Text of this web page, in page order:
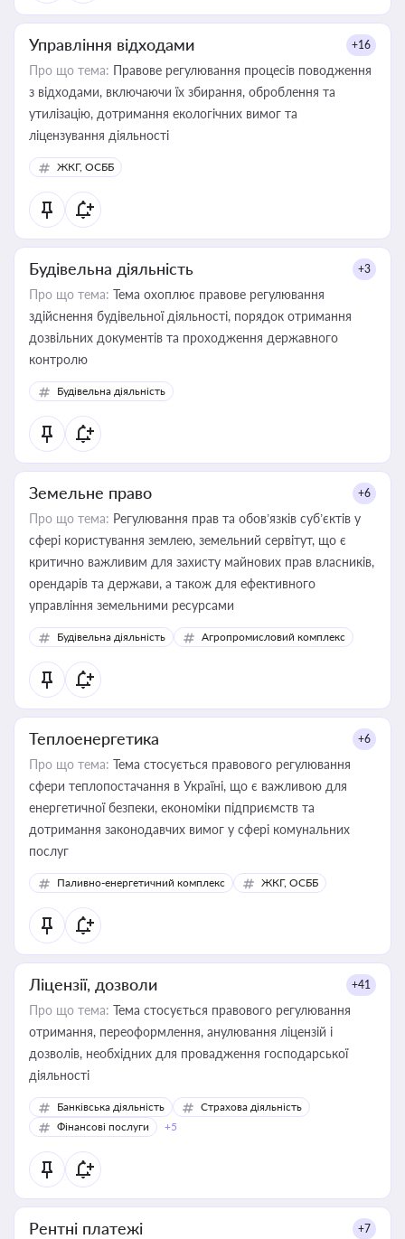
Управління відходами +16
Про що тема: Правове регулювання процесів поводження
з відходами, включаючи їх збирання, оброблення та
утилізацію, дотримання екологічних вимог та
ліцензування діяльності
ЖКГ, ОСББ
Будівельна діяльність +3
Про що тема: Тема охоплює правове регулювання
здійснення будівельної діяльності, порядок отримання
дозвільних документів та проходження державного
контролю
Будівельна діяльність
Земельне право +6
Про що тема: Регулювання прав та обов’язків суб’єктів у
сфері користування землею, земельний сервітут, що є
критично важливим для захисту майнових прав власників,
орендарів та держави, а також для ефективного
управління земельними ресурсами
Будівельна діяльність Агропромисловий комплекс
Теплоенергетика +6
Про що тема: Тема стосується правового регулювання
сфери теплопостачання в Україні, що є важливою для
енергетичної безпеки, економіки підприємств та
дотримання законодавчих вимог у сфері комунальних
послуг
Паливно-енергетичний комплекс ЖКГ, ОСББ
Ліцензії, дозволи +41
Про що тема: Тема стосується правового регулювання
отримання, переоформлення, анулювання ліцензій і
дозволів, необхідних для провадження господарської
діяльності
Банківська діяльність
Страхова діяльність
Фінансові послуги
+5
Рентні платежі +7